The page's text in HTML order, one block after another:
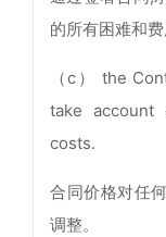
的所有困难和
（c） the
take
costs.
合同价格对任
调整。